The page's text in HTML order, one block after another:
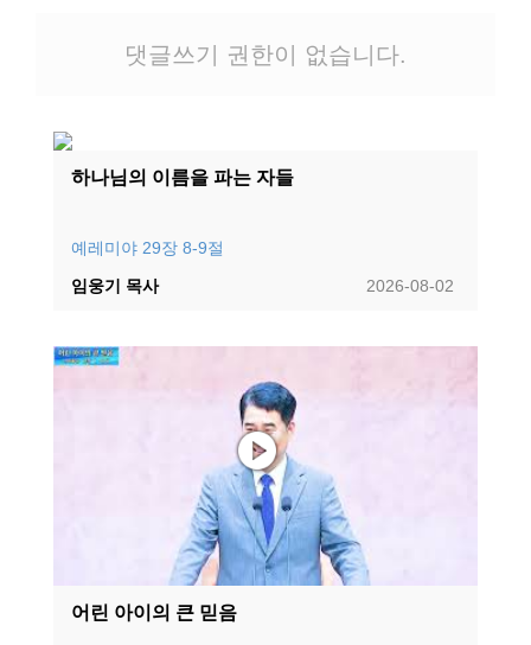
댓글쓰기 권한이 없습니다.
하나님의 이름을 파는 자들
예레미야 29장 8-9절
2026-08-02
임웅기 목사
어린 아이의 큰 믿음